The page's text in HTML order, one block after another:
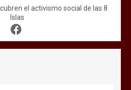
el activismo social de las 8
Islas